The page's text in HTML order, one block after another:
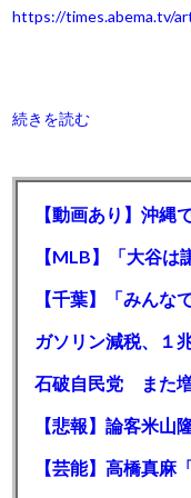
https://times.abema.tv/
続きを読む
【動画あり】沖
石破自民党 また